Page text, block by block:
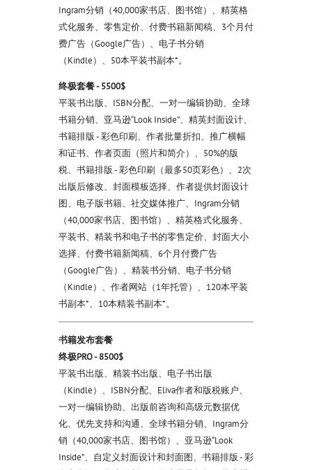
Ingram分销（40,000家书店、图书馆）、精英格
式化服务、零售定价、付费书籍新闻稿、3个月付
费广告（Google广告）、电子书分销
（Kindle）、50本平装书副本*。
终极套餐 - 5500$
平装书出版、ISBN分配、一对一编辑协助、全球
书籍分销、亚马逊“Look Inside”、精英封面设计、
书籍排版 - 彩色印刷、作者批量折扣、推广横幅
和证书、作者页面（照片和简介）、50%的版
税、书籍排版 - 彩色印刷（最多50页彩色）、2次
出版后修改、封面模板选择、作者提供封面设计
图、电子版书籍、社交媒体推广、Ingram分销
（40,000家书店、图书馆）、精英格式化服务、
平装书、精装书和电子书的零售定价、封面大小
选择、付费书籍新闻稿、6个月付费广告
（Google广告）、精装书分销、电子书分销
（Kindle）、作者网站（1年托管）、120本平装
书副本*、10本精装书副本*。
书籍发布套餐
终极PRO - 8500$
平装书出版、精装书出版、电子书出版
（Kindle）、ISBN分配、Eliva作者和版税账户、
一对一编辑协助、出版前咨询和高级元数据优
化、优先支持和沟通、全球书籍分销、Ingram分
销（40,000家书店、图书馆）、亚马逊“Look
Inside”、自定义封面设计和封面图、书籍排版 - 彩